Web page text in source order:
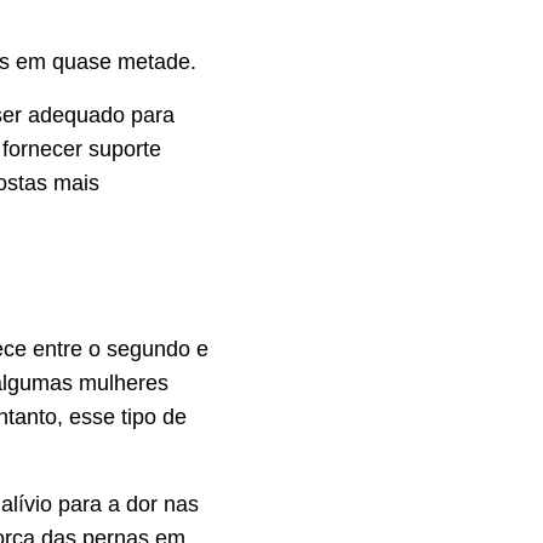
em quase metade.
adequado para
suporte
mais
entre o segundo e
mulheres
esse tipo de
para a dor nas